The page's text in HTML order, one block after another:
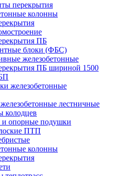
перекрытия
колонны
ПБ
блоки (ФБС)
железобетонные
ПБ шириной 1500
железобетонные
лестничные
колодцев
опорные подушки
ПТП
колонны